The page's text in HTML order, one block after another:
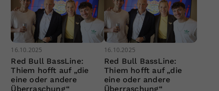
16.10.2025
Red Bull BassLine:
Thiem hofft auf „die
eine oder andere
Überraschung“
16.10.2025
Red Bull BassLine:
Thiem hofft auf „die
eine oder andere
Überraschung“